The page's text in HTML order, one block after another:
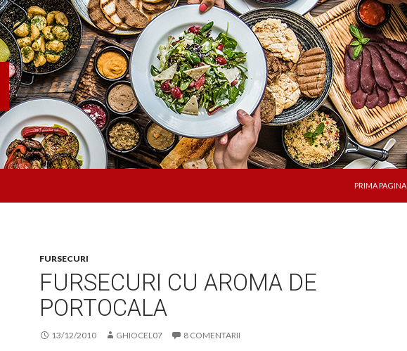
PRIMA PAGINA
FURSECURI
FURSECURI CU AROMA DE
PORTOCALA
13/12/2010 GHIOCEL07 8 COMENTARII